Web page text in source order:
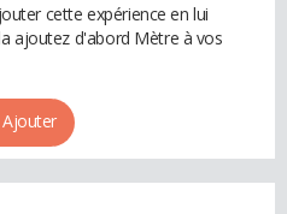
cette expérience en lui
ajoutez d'abord Mètre à vos
Ajouter